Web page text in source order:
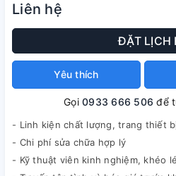
Liên hệ
ĐẶT LỊCH
Yêu thích
Gọi0933 666 506 để
- Linh kiện chất lượng, trang thiết
- Chi phí sửa chữa hợp lý
- Kỹ thuật viên kinh nghiệm, khéo